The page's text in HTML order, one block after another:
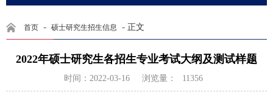
首页 - 硕士研究生招生信息 - 正文
2022年硕士研究生各招生专业考试大纲及测试样题
时间：2022-03-16 浏览量： 11356